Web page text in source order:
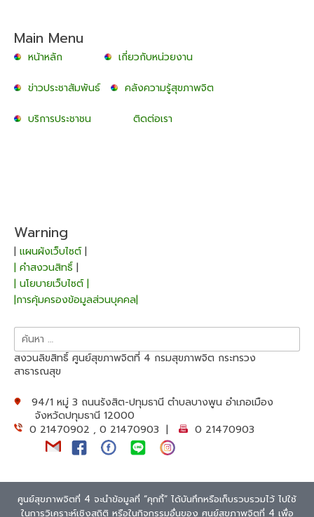
Main Menu
หน้าหลัก เกี่ยวกับหน่วยงาน
ข่าวประชาสัมพันธ์ คลังความรู้สุขภาพจิต
บริการประชาชน ติดต่อเรา
Warning
| แผนผังเว็บไซต์|
| คำสงวนสิทธิ์ |
| นโยบายเว็บไซต์ |
|การคุ้มครองข้อมูลส่วนบุคคล|
สงวนลิขสิทธิ์ ศูนย์สุขภาพจิตที่ 4 กรมสุขภาพจิต กระทรวง
สาธารณสุข
94/1 หมู่ 3 ถนนรังสิต-ปทุมธานี ตำบลบางพูน อำเภอเมือง
จังหวัดปทุมธานี 12000
0 21470902 , 0 21470903 |
0 21470903
ศูนย์สุขภาพจิตที่ 4 จะนำข้อมูลที่ “คุกกี้” ได้บันทึกหรือเก็บรวบรวมไว้ ไปใช้
ในการวิเคราะห์เชิงสถิติ หรือในกิจกรรมอื่นของ ศูนย์สุขภาพจิตที่ 4 เพื่อ